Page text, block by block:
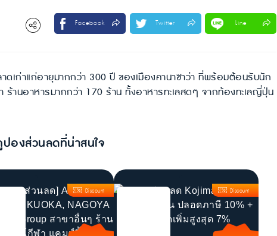
Facebook Twitter Line
เก่าแก่อายุมากกว่า 300 ปี ของเมืองคานาซาว่า ที่พร้อมต้อนรับนัก
านอาหารมากกว่า 170 ร้าน ทั้งอาหารทะเลสดๆ จากท้องทะเลญี่ปุ่น
องส่วนลดที่น่าสนใจ
Discount Discount